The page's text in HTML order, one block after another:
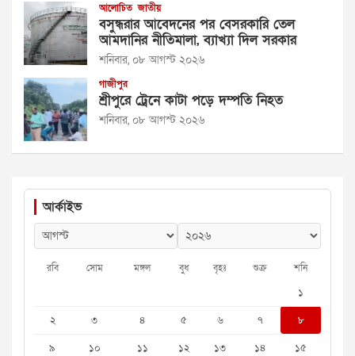
আলোচিত জাতীয়
বসুন্ধরার আবেদনের পর বেসরকারি তেল
আমদানির নীতিমালা, ব্যাখ্যা দিল সরকার
শনিবার, ০৮ আগস্ট ২০২৬
গাজীপুর
শ্রীপুরে ট্রেনে কাটা পড়ে দম্পতি নিহত
শনিবার, ০৮ আগস্ট ২০২৬
আর্কাইভ
রবি সোম মঙ্গল বুধ বৃহঃ শুক্র শনি
১
২
৩ ৪ ৫ ৬ ৭
৮
৯
১০ ১১ ১২ ১৩ ১৪ ১৫